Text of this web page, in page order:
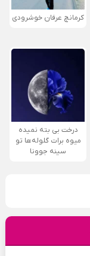
کرمانچ عرفان خوشرودی
درخت بی بته نمیده
میوه برات گلوله‌ها تو
سینه جوونا